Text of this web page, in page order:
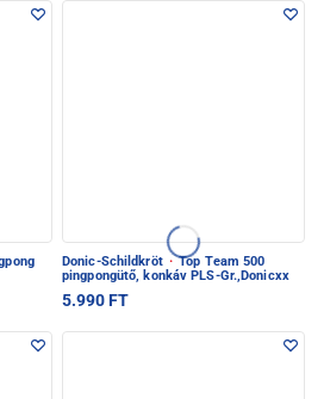
Donic-Schildkröt ·Top Team 500
pingpongütő, konkáv PLS-Gr.,Donicxx
5.990 FT